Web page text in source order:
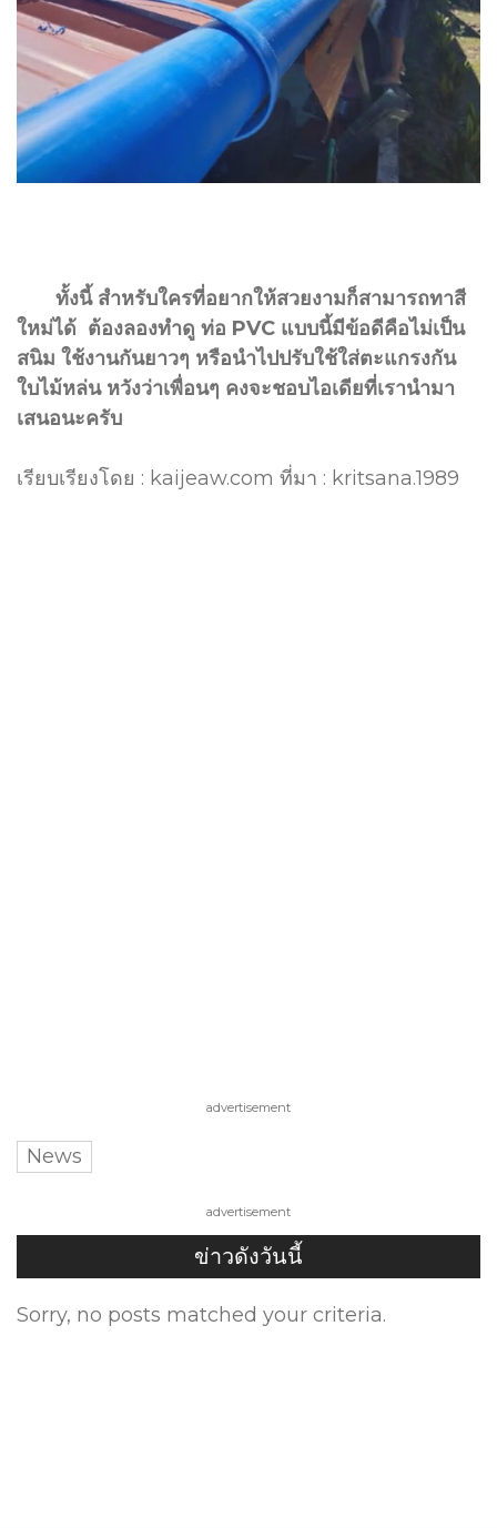
ทั้งนี้ สำหรับใครที่อยากให้สวยงามก็สามารถทาสี
ใหม่ได้ ต้องลองทำดู ท่อ PVC แบบนี้มีข้อดีคือไม่เป็น
สนิม ใช้งานกันยาวๆ หรือนำไปปรับใช้ใส่ตะแกรงกัน
ใบไม้หล่น หวังว่าเพื่อนๆ คงจะชอบไอเดียที่เรานำมา
เสนอนะครับ
เรียบเรียงโดย : kaijeaw.com ที่มา : kritsana.1989
advertisement
News
advertisement
ข่าวดังวันนี้
Sorry, no posts matched your criteria.